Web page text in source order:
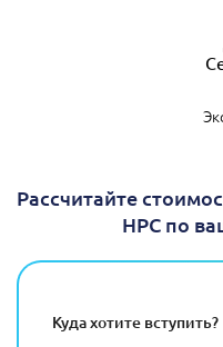
Рассчитайте
НРС по
Куда хотите вступить?